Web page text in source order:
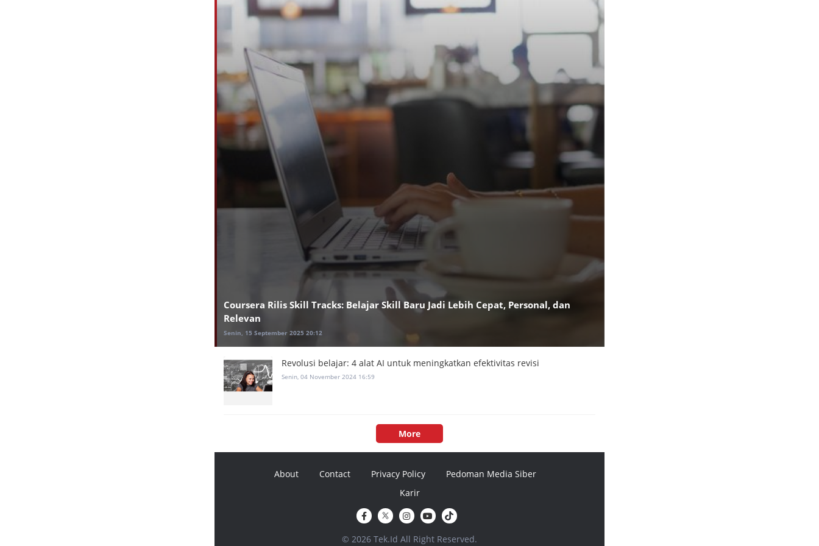
Coursera Rilis Skill Tracks: Belajar Skill Baru Jadi Lebih Cepat, Personal, dan
Relevan
Senin, 15 September 2025 20:12
Revolusi belajar: 4 alat AI untuk meningkatkan efektivitas revisi
Senin, 04 November 2024 16:59
More
About Contact Privacy Policy
Pedoman Media Siber
Karir
© 2026 Tek.Id All Right Reserved.